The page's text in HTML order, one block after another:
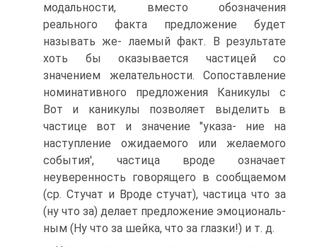
модальности, вместо обозначения
реального факта предложение будет
называть же- лаемый факт. В результате
хоть бы оказывается частицей со
значением желательности. Сопоставление
номинативного предложения Каникулы с
Вот и каникулы позволяет выделить в
частице вот и значение "указа- ние на
наступление ожидаемого или желаемого
события', частица вроде означает
неуверенность говорящего в сообщаемом
(ср. Стучат и Вроде стучат), частица что за
(ну что за) делает предложение эмоциональ-
ным (Ну что за шейка, что за глазки!) и т. д.